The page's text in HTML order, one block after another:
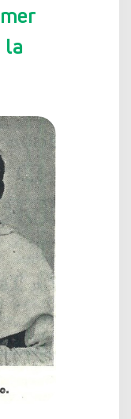
la